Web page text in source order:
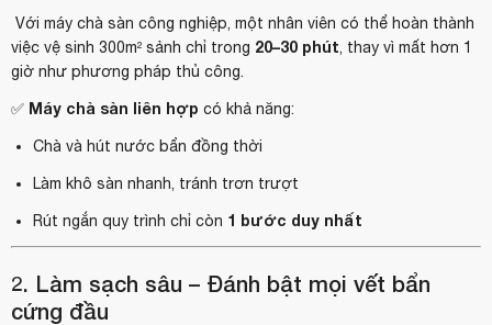
Với máy chà sàn công nghiệp, một nhân viên có thể hoàn thành
việc vệ sinh 300m² sảnh chỉ trong 20–30 phút, thay vì mất hơn 1
giờ như phương pháp thủ công.
✅ Máy chà sàn liên hợp có khả năng:
Chà và hút nước bẩn đồng thời
Làm khô sàn nhanh, tránh trơn trượt
Rút ngắn quy trình chỉ còn 1 bước duy nhất
2. Làm sạch sâu – Đánh bật mọi vết bẩn
cứng đầu